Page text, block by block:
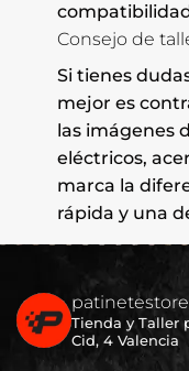
Consejo de
Si tienes
mejor es
las imágenes
eléctricos,
marca la
rápida y una
patinetestore_
Tienda y Taller
Cid, 4 Valencia